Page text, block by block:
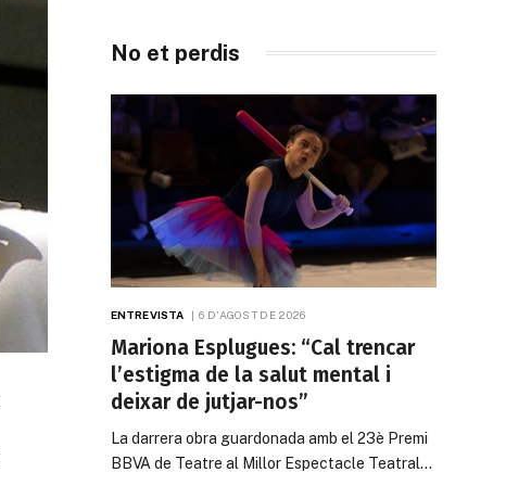
No et perdis
ENTREVISTA 6 D'AGOST DE 2026
Mariona Esplugues: “Cal trencar
l’estigma de la salut mental i
deixar de jutjar-nos”
La darrera obra guardonada amb el 23è Premi
BBVA de Teatre al Millor Espectacle Teatral…